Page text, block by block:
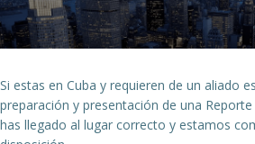
Saltar
al
contenido
Si estas en Cuba y requieren de un aliado
preparación y presentación de una
has llegado al lugar correcto y estamos